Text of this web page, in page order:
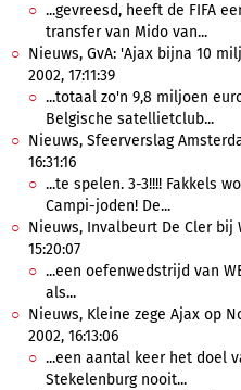
...gevreesd, heeft de FIFA
transfer van Mido van...
Nieuws, GvA: 'Ajax bijna 10
2002, 17:11:39
...totaal zo'n 9,8 miljoen
Belgische satellietclub...
Nieuws, Sfeerverslag
16:31:16
...te spelen. 3-3!!!! Fakkels
Campi-joden! De...
Nieuws, Invalbeurt De Cler bij
15:20:07
...een oefenwedstrijd van
als...
Nieuws, Kleine zege Ajax op
2002, 16:13:06
...een aantal keer het doel
Stekelenburg nooit...